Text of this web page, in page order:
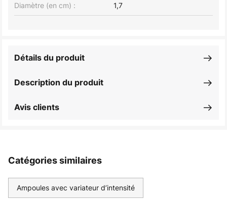
Diamètre (en cm) : 1,7
Description du produit
Détails du produit
Avis clients
Catégories similaires
Ampoules avec variateur d’intensité